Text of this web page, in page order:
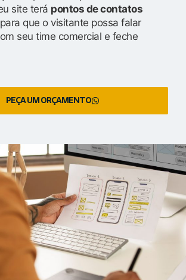
site terá pontos de contatos
para que o visitante possa falar
seu time comercial e feche
PEÇA UM ORÇAMENTO